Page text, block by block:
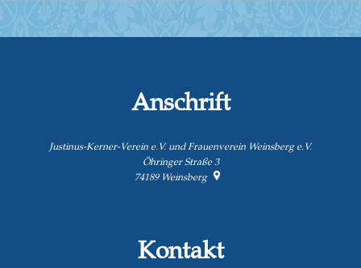
Anschrift
Justinus-Kerner-Verein e.V. und Frauenverein Weinsberg e.V.
Öhringer Straße 3
74189 Weinsberg
Kontakt